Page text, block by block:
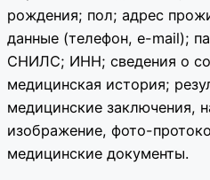
рождения; пол; адрес
данные (телефон, e-mail);
СНИЛС; ИНН; сведения о
медицинская история;
медицинские заключения,
изображение, фото-
медицинские документы.